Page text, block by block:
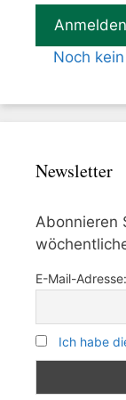
Noch
Newsletter
Abonnieren
E-Mail-Adresse:
Ich habe